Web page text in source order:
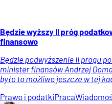
Będzie wyższy II próg
finansowo
Będzie podwyższenie II progu
minister finansów Andrzej
było to możliwe jeszcze w tej
Prawo i podatkiPraca